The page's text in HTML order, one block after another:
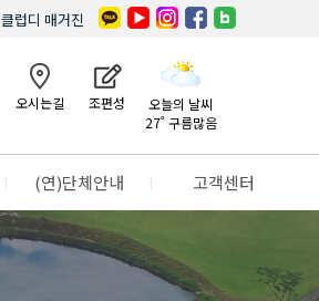
클럽디 매거진
오시는길 조편성
오늘의 날씨
27˚ 구름많음
(연)단체안내 고객센터